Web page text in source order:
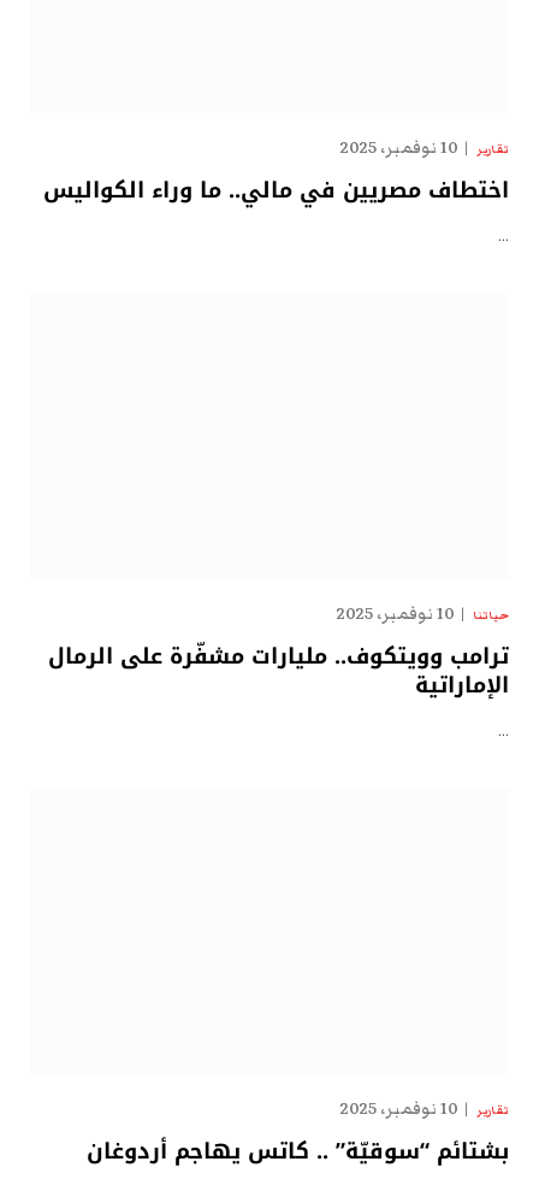
تقارير 10 نوفمبر، 2025
اختطاف مصريين في مالي.. ما وراء الكواليس
…
حياتنا 10 نوفمبر، 2025
ترامب وويتكوف.. مليارات مشفّرة على الرمال
الإماراتية
…
تقارير 10 نوفمبر، 2025
بشتائم “سوقيّة” .. كاتس يهاجم أردوغان